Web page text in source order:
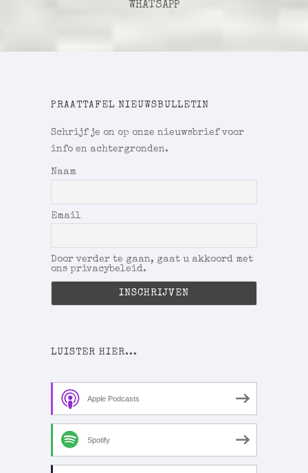
WHATSAPP
PRAATTAFEL NIEUWSBULLETIN
Schrijf je on op onze nieuwsbrief voor
info en achtergronden.
Naam
Email
Door verder te gaan, gaat u akkoord met
ons privacybeleid.
LUISTER HIER...
Apple Podcasts
Spotify